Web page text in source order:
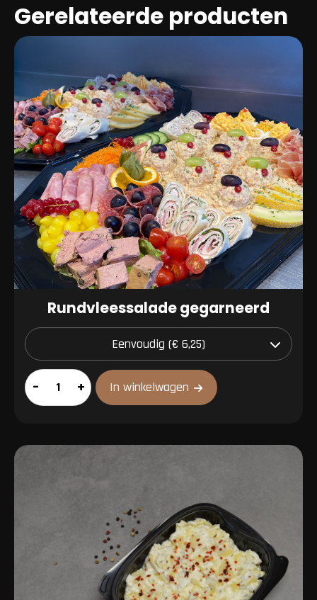
Gerelateerde producten
Rundvleessalade gegarneerd
Rundvleessalade
gegarneerd
– + In winkelwagen